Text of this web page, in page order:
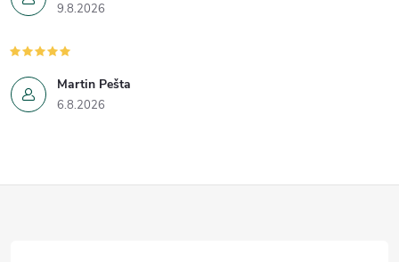
9.8.2026
Martin Pešta
6.8.2026